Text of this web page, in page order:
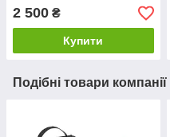
2 500 ₴
Купити
Подібні товари компанії